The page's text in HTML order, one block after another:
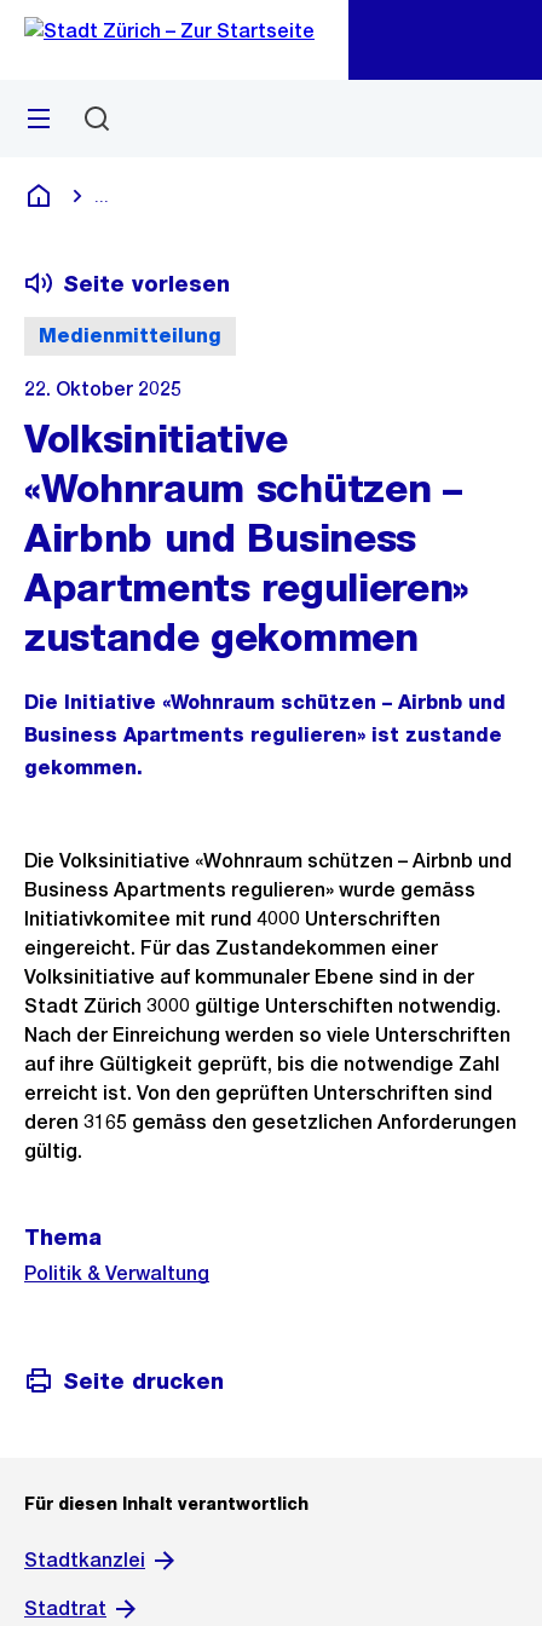
Navigation
Sprunglink
Menü
Deutsch
Medienmitteilung
Seite vorlesen
22. Oktober 2025
Volksinitiative
«Wohnraum schützen –
Airbnb und Business
Apartments regulieren»
zustande gekommen
Die Initiative «Wohnraum schützen – Airbnb und
Business Apartments regulieren» ist zustande
gekommen.
Die Volksinitiative «Wohnraum schützen – Airbnb und
Business Apartments regulieren» wurde gemäss
Initiativkomitee mit rund 4000 Unterschriften
eingereicht. Für das Zustandekommen einer
Volksinitiative auf kommunaler Ebene sind in der
Stadt Zürich 3000 gültige Unterschiften notwendig.
Nach der Einreichung werden so viele Unterschriften
auf ihre Gültigkeit geprüft, bis die notwendige Zahl
erreicht ist. Von den geprüften Unterschriften sind
deren 3165 gemäss den gesetzlichen Anforderungen
gültig.
Weitere
Informationen
Thema
Politik & Verwaltung
Seite drucken
Für diesen Inhalt verantwortlich
Stadtkanzlei
Stadtrat